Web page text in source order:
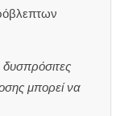
δυσπρόσιτες
μπορεί να